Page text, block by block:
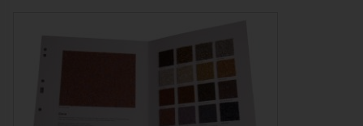
Dimensionsändring Varp: - 2,5 %
Färghärdighet mot
ISO 105-C06